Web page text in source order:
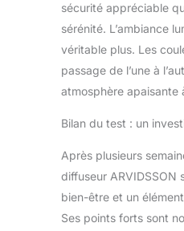
sécurité appréciable
sérénité. L’ambiance
véritable plus. Les
passage de l’une à
atmosphère apaisante
Bilan du test : un
Après plusieurs
diffuseur ARVIDSSON
bien-être et un
Ses points forts sont